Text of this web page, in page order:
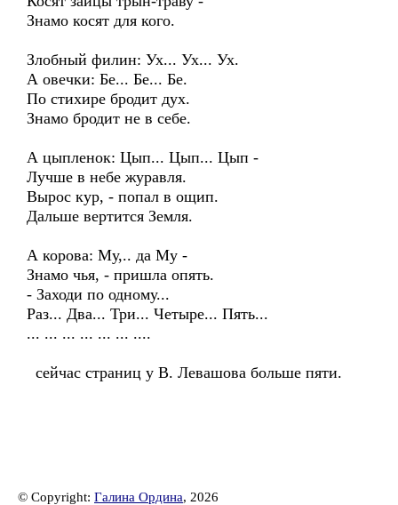
Знамо косят для кого.
Злобный филин: Ух... Ух... Ух.
А овечки: Бе... Бе... Бе.
По стихире бродит дух.
Знамо бродит не в себе.
А цыпленок: Цып... Цып... Цып -
Лучше в небе журавля.
Вырос кур, - попал в ощип.
Дальше вертится Земля.
А корова: Му,.. да Му -
Знамо чья, - пришла опять.
- Заходи по одному...
Раз... Два... Три... Четыре... Пять...
... ... ... ... ... ... ....
сейчас страниц у В. Левашова больше пяти.
© Copyright: Галина Ордина, 2026